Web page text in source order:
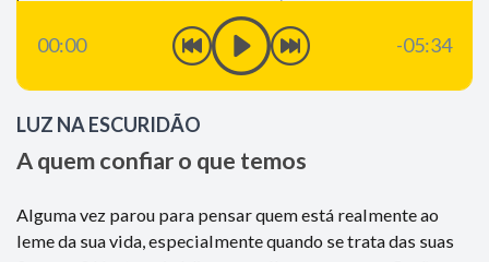
00:00 -05:34
LUZ NA ESCURIDÃO
A quem confiar o que temos
Alguma vez parou para pensar quem está realmente ao
leme da sua vida, especialmente quando se trata das suas